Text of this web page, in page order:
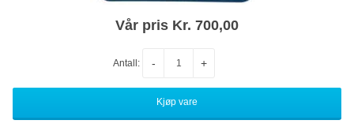
Vår pris Kr. 700,00
Antall: - +